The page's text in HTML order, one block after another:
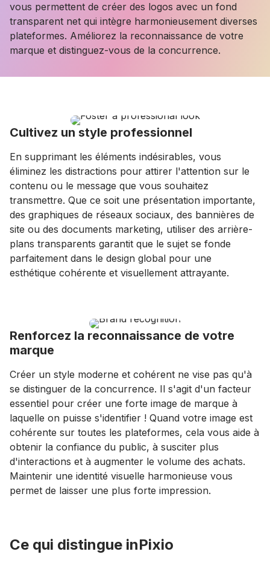
vous permettent de créer des logos avec un fond
transparent net qui intègre harmonieusement diverses
plateformes. Améliorez la reconnaissance de votre
marque et distinguez-vous de la concurrence.
Cultivez un style professionnel
En supprimant les éléments indésirables, vous
éliminez les distractions pour attirer l'attention sur le
contenu ou le message que vous souhaitez
transmettre. Que ce soit une présentation importante,
des graphiques de réseaux sociaux, des bannières de
site ou des documents marketing, utiliser des arrière-
plans transparents garantit que le sujet se fonde
parfaitement dans le design global pour une
esthétique cohérente et visuellement attrayante.
Renforcez la reconnaissance de votre
marque
Créer un style moderne et cohérent ne vise pas qu'à
se distinguer de la concurrence. Il s'agit d'un facteur
essentiel pour créer une forte image de marque à
laquelle on puisse s'identifier ! Quand votre image est
cohérente sur toutes les plateformes, cela vous aide à
obtenir la confiance du public, à susciter plus
d'interactions et à augmenter le volume des achats.
Maintenir une identité visuelle harmonieuse vous
permet de laisser une plus forte impression.
Ce qui distingue inPixio